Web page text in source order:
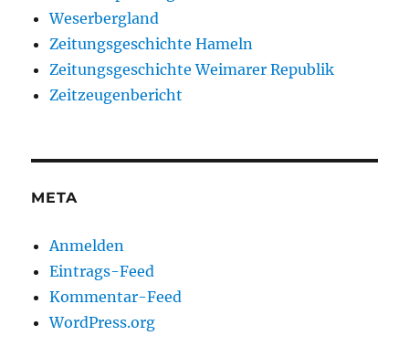
Weserbergland
Zeitungsgeschichte Hameln
Zeitungsgeschichte Weimarer Republik
Zeitzeugenbericht
META
Anmelden
Eintrags-Feed
Kommentar-Feed
WordPress.org